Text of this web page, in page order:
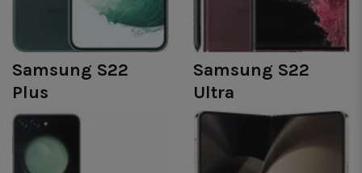
Samsung S22
Plus
Samsung S22
Ultra